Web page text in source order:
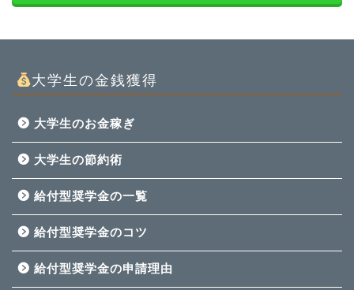
大学生の金銭獲得
大学生のお金稼ぎ
大学生の節約術
給付型奨学金の一覧
給付型奨学金のコツ
給付型奨学金の申請理由